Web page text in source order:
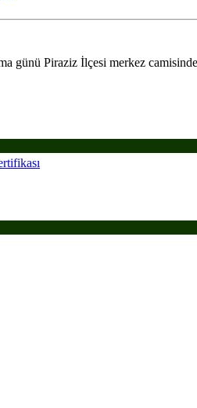
Piraziz İlçesi merkez camisinde